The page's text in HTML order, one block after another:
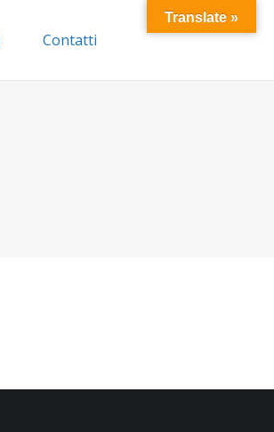
Contatti
Translate »